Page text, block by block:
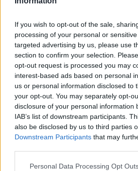
If you wish to opt-out of the sale,
processing of your personal or
targeted advertising by us, please use
section to confirm your selection.
opt-out request is processed you may
interest-based ads based on personal
us or personal information disclosed to
your opt-out. You may separately opt-
disclosure of your personal information
IAB’s list of downstream participants.
also be disclosed by us to third parties
Downstream Participants that may
Personal Data Processing Opt
recerca sobre
eclipsi solar total
7 d'agost de 2026
L’Ajuntament de
termini de les
dels terrenys de
temperatures
Amposta
i culmina un
vincula